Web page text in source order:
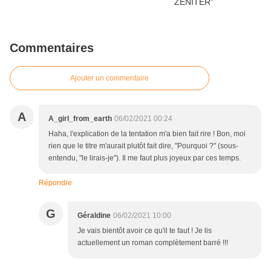
Commentaires
Ajouter un commentaire
A A_girl_from_earth 06/02/2021 00:24
Haha, l'explication de la tentation m'a bien fait rire ! Bon, moi
rien que le titre m'aurait plutôt fait dire, "Pourquoi ?" (sous-
entendu, "le lirais-je"). Il me faut plus joyeux par ces temps.
Répondre
G Géraldine 06/02/2021 10:00
Je vais bientôt avoir ce qu'il te faut ! Je lis
actuellement un roman complètement barré !!!